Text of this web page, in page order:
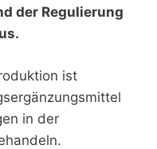
der Regulierung
ist
in der